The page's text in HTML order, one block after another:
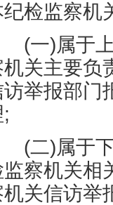
纪检监察机
(一)属于
机关主要负
访举报部门
;
(二)属于
监察机关相
机关信访举